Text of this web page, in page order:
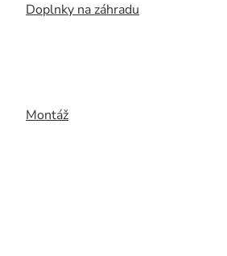
Doplnky na záhradu
Montáž